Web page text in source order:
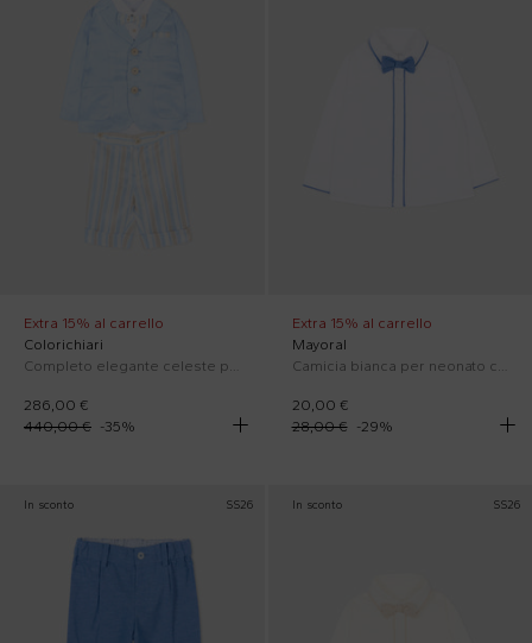
Extra 15% al carrello
Colorichiari
286,00 €
440,00 € -35%
Extra 15% al carrello
Mayoral
20,00 €
28,00 €
-29%
In sconto SS26 In sconto SS26